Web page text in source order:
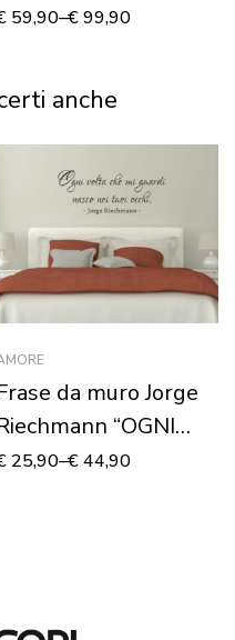
59,90–€99,90
anche
da muro Jorge
“OGNI
25,90–€44,90